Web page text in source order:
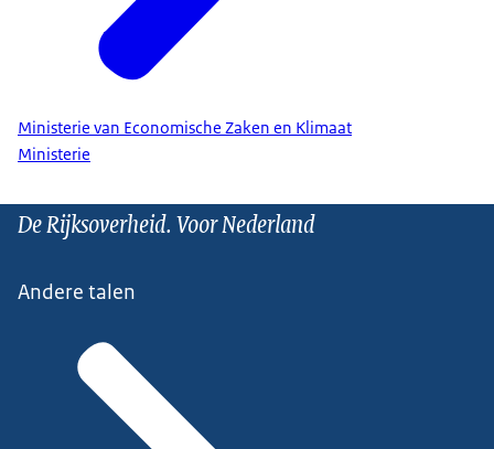
Ministerie van Economische Zaken en Klimaat
Ministerie
De Rijksoverheid. Voor Nederland
Andere talen